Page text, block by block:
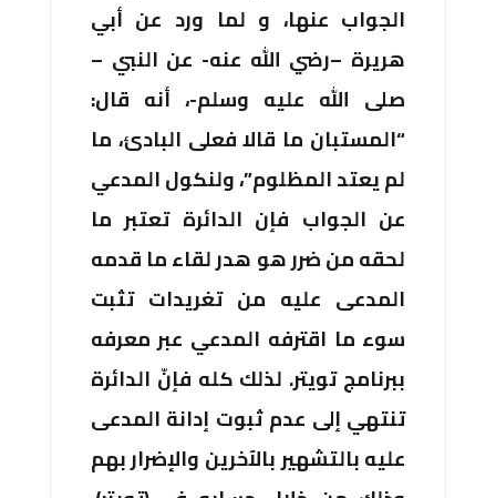
الجواب عنها، و لما ورد عن أبي
هريرة –رضي الله عنه- عن النبي –
صلى الله عليه وسلم-، أنه قال:
“المستبان ما قالا فعلى البادئ، ما
لم يعتد المظلوم”، ولنكول المدعي
عن الجواب فإن الدائرة تعتبر ما
لحقه من ضرر هو هدر لقاء ما قدمه
المدعى عليه من تغريدات تثبت
سوء ما اقترفه المدعي عبر معرفه
ببرنامج تويتر. لذلك كله فإنّ الدائرة
تنتهي إلى عدم ثبوت إدانة المدعى
عليه بالتشهير بالآخرين والإضرار بهم